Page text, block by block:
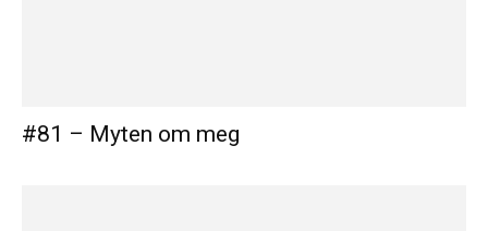
#81 – Myten om meg